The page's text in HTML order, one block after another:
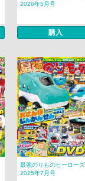
2026年5月号
購入
最強のりものヒーローズ
2025年7月号